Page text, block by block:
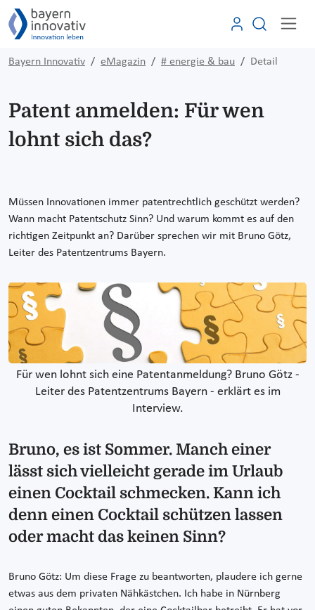
Bayern Innovativ eMagazin # energie & bau Detail
Patent anmelden: Für wen
lohnt sich das?
Müssen Innovationen immer patentrechtlich geschützt werden?
Wann macht Patentschutz Sinn? Und warum kommt es auf den
richtigen Zeitpunkt an? Darüber sprechen wir mit Bruno Götz,
Leiter des Patentzentrums Bayern.
Für wen lohnt sich eine Patentanmeldung? Bruno Götz -
Leiter des Patentzentrums Bayern - erklärt es im
Interview.
Bruno, es ist Sommer. Manch einer
lässt sich vielleicht gerade im Urlaub
einen Cocktail schmecken. Kann ich
denn einen Cocktail schützen lassen
oder macht das keinen Sinn?
Bruno Götz: Um diese Frage zu beantworten, plaudere ich gerne
etwas aus dem privaten Nähkästchen. Ich habe in Nürnberg